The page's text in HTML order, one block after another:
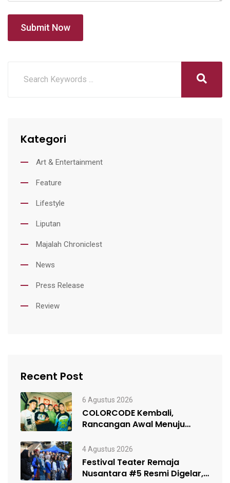
Submit Now
Kategori
Art & Entertainment
Feature
Lifestyle
Liputan
Majalah Chroniclest
News
Press Release
Review
Recent Post
6 Agustus 2026
COLORCODE Kembali,
Rancangan Awal Menuju
4 Agustus 2026
Festival Teater Remaja
Nusantara #5 Resmi Digelar,